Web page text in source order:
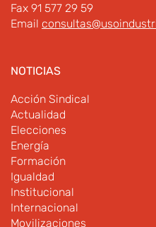
Fax 91 577 29 59
Email
NOTICIAS
Acción Sindical
Actualidad
Elecciones
Energía
Formación
Igualdad
Institucional
Internacional
Movilizaciones